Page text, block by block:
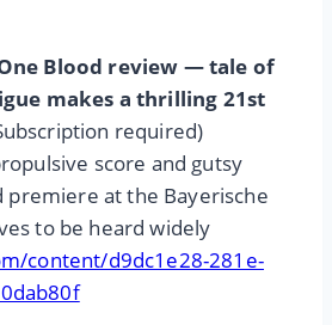
Blood review — tale of
makes a thrilling 21st
required)
score and gutsy
premiere at the Bayerische
to be heard widely
content/d9dc1e28-281e-